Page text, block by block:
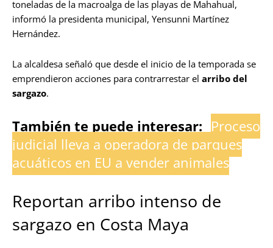
toneladas de la macroalga de las playas de Mahahual,
informó la presidenta municipal, Yensunni Martínez
Hernández.
La alcaldesa señaló que desde el inicio de la temporada se
emprendieron acciones para contrarrestar el arribo del
sargazo.
También te puede interesar: Proceso
judicial lleva a operadora de parques
acuáticos en EU a vender animales
Reportan arribo intenso de
sargazo en Costa Maya